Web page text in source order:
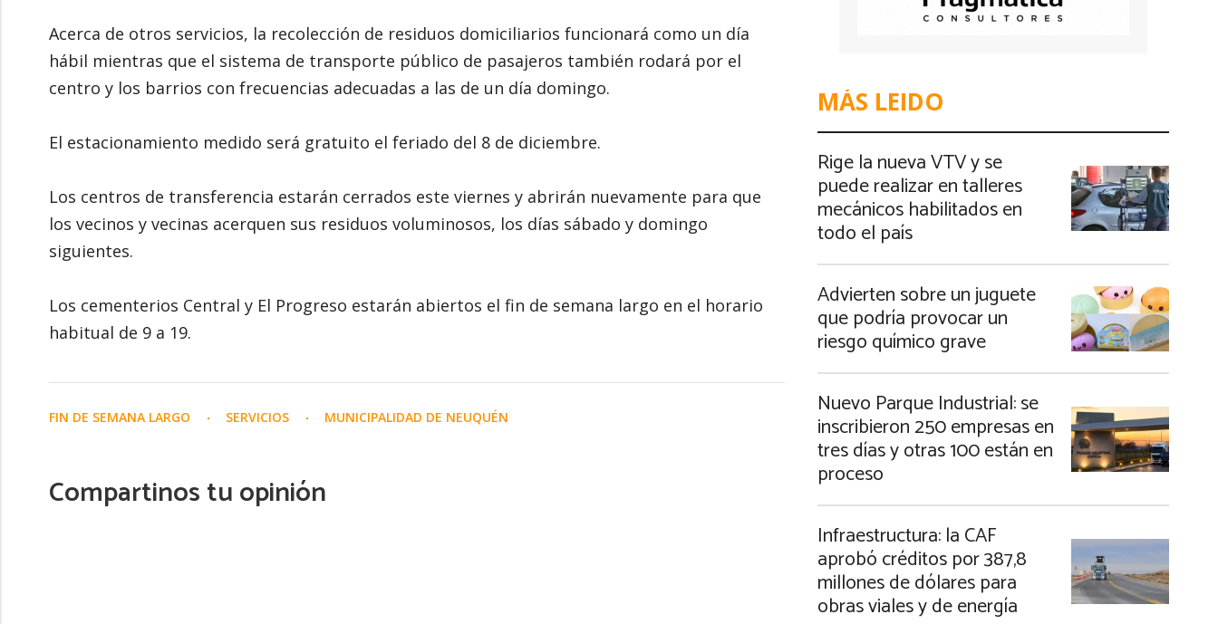
Acerca de otros servicios, la recolección de residuos domiciliarios funcionará como un día
hábil mientras que el sistema de transporte público de pasajeros también rodará por el
centro y los barrios con frecuencias adecuadas a las de un día domingo.
El estacionamiento medido será gratuito el feriado del 8 de diciembre.
Los centros de transferencia estarán cerrados este viernes y abrirán nuevamente para que
los vecinos y vecinas acerquen sus residuos voluminosos, los días sábado y domingo
siguientes.
Los cementerios Central y El Progreso estarán abiertos el fin de semana largo en el horario
habitual de 9 a 19.
FIN DE SEMANA LARGO SERVICIOS MUNICIPALIDAD DE NEUQUÉN
Compartinos tu opinión
MÁS LEIDO
Rige la nueva VTV y se
puede realizar en talleres
mecánicos habilitados en
todo el país
Advierten sobre un juguete
que podría provocar un
riesgo químico grave
Nuevo Parque Industrial: se
inscribieron 250 empresas en
tres días y otras 100 están en
proceso
Infraestructura: la CAF
aprobó créditos por 387,8
millones de dólares para
obras viales y de energía